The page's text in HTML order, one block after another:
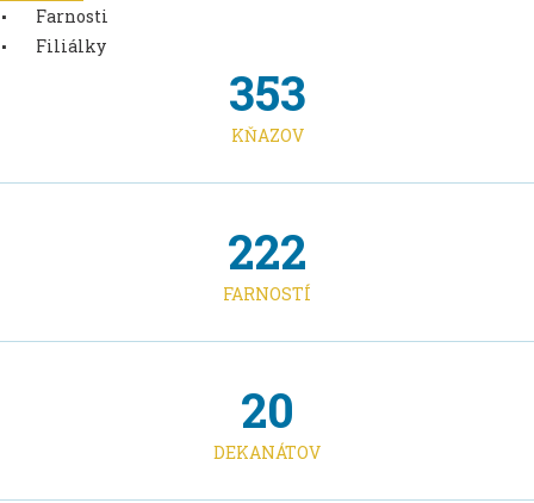
Farnosti
Filiálky
353
KŇAZOV
222
FARNOSTÍ
20
DEKANÁTOV